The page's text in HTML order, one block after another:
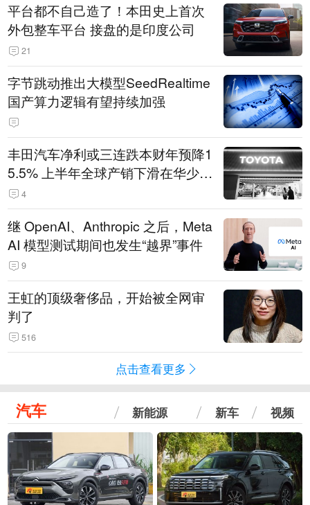
平台都不自己造了！本田史上首次
外包整车平台 接盘的是印度公司
21
字节跳动推出大模型SeedRealtime
国产算力逻辑有望持续加强
丰田汽车净利或三连跌本财年预降1
5.5% 上半年全球产销下滑在华少卖
14.3万辆
4
继 OpenAI、Anthropic 之后，Meta
AI 模型测试期间也发生“越界”事件
9
王虹的顶级奢侈品，开始被全网审
判了
516
点击查看更多
汽车 新能源 新车 视频